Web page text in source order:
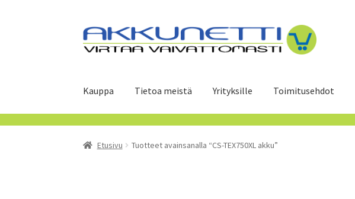
Siirry
navigointiin
Siirry
sisältöön
Kauppa Tietoa meistä Yrityksille Toimitusehdot
Etusivu Tuotteet avainsanalla “CS-TEX750XL akku”